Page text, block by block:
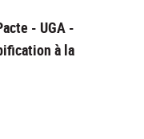
- UGA -
à la